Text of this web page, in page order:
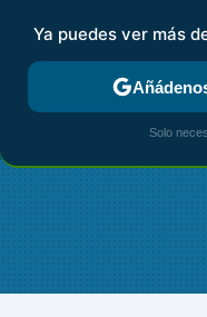
FISCALIDAD Y
Ya puedes ver más
Solo